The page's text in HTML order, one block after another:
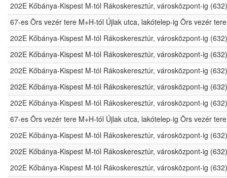
202E Kőbánya-Kispest M-tól Rákoskeresztúr, városközpont-ig (632)
67-es Örs vezér tere M+H-tól Újlak utca, lakótelep-ig Örs vezér
202E Kőbánya-Kispest M-tól Rákoskeresztúr, városközpont-ig (632)
202E Kőbánya-Kispest M-tól Rákoskeresztúr, városközpont-ig (632)
202E Kőbánya-Kispest M-tól Rákoskeresztúr, városközpont-ig (632)
202E Kőbánya-Kispest M-tól Rákoskeresztúr, városközpont-ig (632)
202E Kőbánya-Kispest M-tól Rákoskeresztúr, városközpont-ig (632)
67-es Örs vezér tere M+H-tól Újlak utca, lakótelep-ig Örs vezér
202E Kőbánya-Kispest M-tól Rákoskeresztúr, városközpont-ig (632)
202E Kőbánya-Kispest M-tól Rákoskeresztúr, városközpont-ig (632)
202E Kőbánya-Kispest M-tól Rákoskeresztúr, városközpont-ig (632)